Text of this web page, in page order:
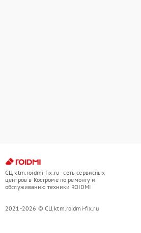
СЦ ktm.roidmi-fix.ru - сеть сервисных
центров в Костроме по ремонту и
обслуживанию техники ROIDMI
2021-2026 © СЦ ktm.roidmi-fix.ru